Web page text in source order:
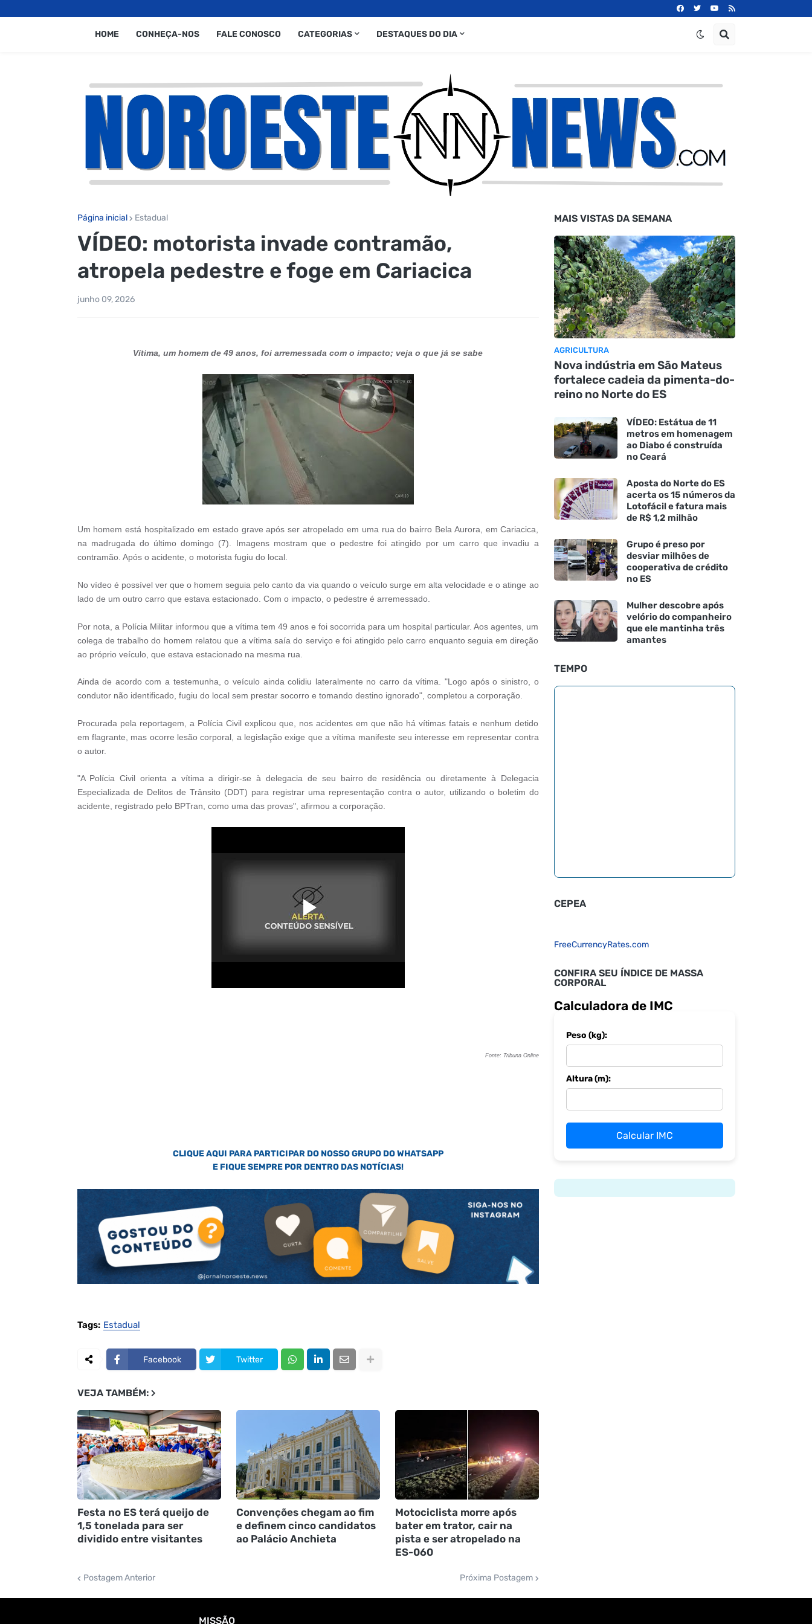
HOME CONHEÇA-NOS FALE CONOSCO CATEGORIAS DESTAQUES DO DIA
Página inicial Estadual
VÍDEO: motorista invade contramão,
atropela pedestre e foge em Cariacica
junho 09, 2026
Vítima, um homem de 49 anos, foi arremessada com o impacto; veja o que já se sabe
Um homem está hospitalizado em estado grave após ser atropelado em uma rua do bairro Bela Aurora, em Cariacica,
na madrugada do último domingo (7). Imagens mostram que o pedestre foi atingido por um carro que invadiu a
contramão. Após o acidente, o motorista fugiu do local.
No vídeo é possível ver que o homem seguia pelo canto da via quando o veículo surge em alta velocidade e o atinge ao
lado de um outro carro que estava estacionado. Com o impacto, o pedestre é arremessado.
Por nota, a Polícia Militar informou que a vítima tem 49 anos e foi socorrida para um hospital particular. Aos agentes, um
colega de trabalho do homem relatou que a vítima saía do serviço e foi atingido pelo carro enquanto seguia em direção
ao próprio veículo, que estava estacionado na mesma rua.
Ainda de acordo com a testemunha, o veículo ainda colidiu lateralmente no carro da vítima. "Logo após o sinistro, o
condutor não identificado, fugiu do local sem prestar socorro e tomando destino ignorado", completou a corporação.
Procurada pela reportagem, a Polícia Civil explicou que, nos acidentes em que não há vítimas fatais e nenhum detido
em flagrante, mas ocorre lesão corporal, a legislação exige que a vítima manifeste seu interesse em representar contra
o autor.
"A Polícia Civil orienta a vítima a dirigir-se à delegacia de seu bairro de residência ou diretamente à Delegacia
Especializada de Delitos de Trânsito (DDT) para registrar uma representação contra o autor, utilizando o boletim do
acidente, registrado pelo BPTran, como uma das provas", afirmou a corporação.
Fonte: Tribuna Online
CLIQUE AQUI PARA PARTICIPAR DO NOSSO GRUPO DO WHATSAPP
E FIQUE SEMPRE POR DENTRO DAS NOTÍCIAS!
Tags: Estadual
Facebook Twitter
VEJA TAMBÉM:
Festa no ES terá queijo de
1,5 tonelada para ser
dividido entre visitantes
Convenções chegam ao fim
e definem cinco candidatos
ao Palácio Anchieta
Motociclista morre após
bater em trator, cair na
pista e ser atropelado na
ES-060
Postagem Anterior Próxima Postagem
MAIS VISTAS DA SEMANA
AGRICULTURA
Nova indústria em São Mateus
fortalece cadeia da pimenta-do-
reino no Norte do ES
VÍDEO: Estátua de 11
metros em homenagem
ao Diabo é construída
no Ceará
Aposta do Norte do ES
acerta os 15 números da
Lotofácil e fatura mais
de R$ 1,2 milhão
Grupo é preso por
desviar milhões de
cooperativa de crédito
no ES
Mulher descobre após
velório do companheiro
que ele mantinha três
amantes
TEMPO
CEPEA
FreeCurrencyRates.com
CONFIRA SEU ÍNDICE DE MASSA
CORPORAL
Calculadora de IMC
Peso (kg):
Altura (m):
Calcular IMC
MISSÃO